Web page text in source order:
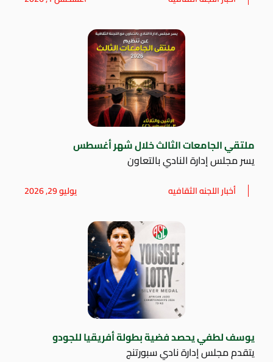
ملتقي الجامعات الثالث خلال شهر أغسطس
يسر مجلس إدارة النادي بالتعاون
أخبار اللجنه الثقافيه يوليو 29, 2026
يوسف لطفي يحصد فضية بطولة أفريقيا للجودو
يتقدم مجلس إدارة نادي سبورتنج